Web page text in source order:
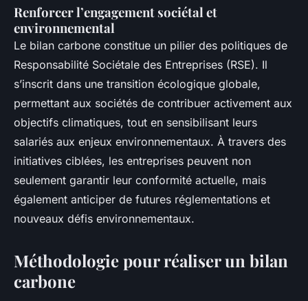
Renforcer l’engagement sociétal et
environnemental
Le bilan carbone constitue un pilier des politiques de
Responsabilité Sociétale des Entreprises (RSE). Il
s’inscrit dans une transition écologique globale,
permettant aux sociétés de contribuer activement aux
objectifs climatiques, tout en sensibilisant leurs
salariés aux enjeux environnementaux. À travers des
initiatives ciblées, les entreprises peuvent non
seulement garantir leur conformité actuelle, mais
également anticiper de futures réglementations et
nouveaux défis environnementaux.
Méthodologie pour réaliser un bilan
carbone